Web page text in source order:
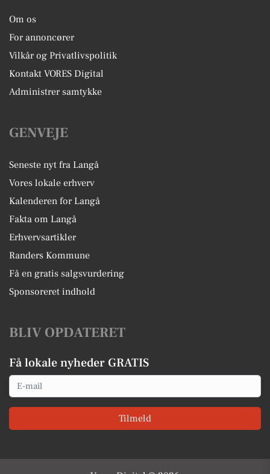
Om os
For annoncører
Vilkår og Privatlivspolitik
Kontakt VORES Digital
Administrer samtykke
GENVEJE
Seneste nyt fra Langå
Vores lokale erhverv
Kalenderen for Langå
Fakta om Langå
Erhvervsartikler
Randers Kommune
Få en gratis salgsvurdering
Sponsoreret indhold
BLIV OPDATERET
Få lokale nyheder GRATIS
Email
Tilmeld